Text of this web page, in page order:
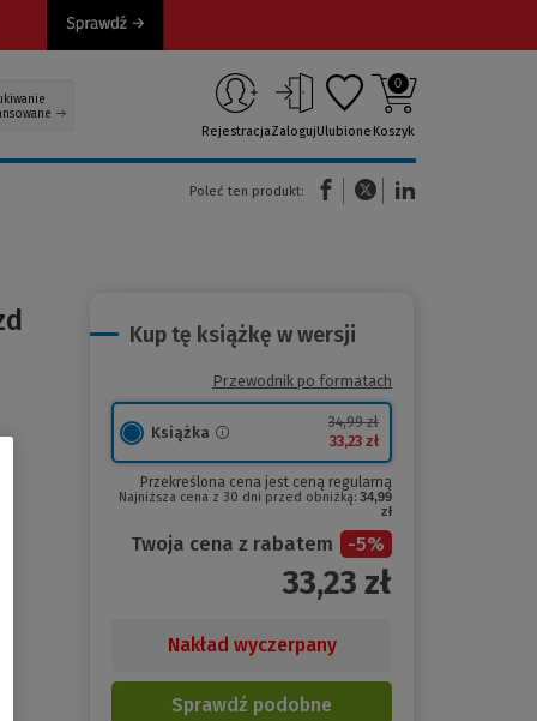
RejestracjaZalogujUlubione
0
Koszyk
Poleć ten produkt:
(Nowe okno)(Link do innej strony)
Kup tę książkę w wersji
Przewodnik po formatach
Książka
34,99 zł
33,23 zł
Przekreślona cena jest ceną regularną
Najniższa cena z 30 dni przed obniżką: 34,99
zł
Twoja cena z rabatem -5%
33,23 zł
Nakład wyczerpany
Sprawdź podobne